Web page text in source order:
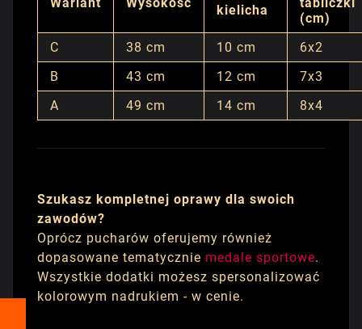
kielicha
(cm)
C
38 cm 10 cm
6x2
B
43 cm 12 cm
7x3
A
49 cm 14 cm 8x4
Szukasz kompletnej oprawy dla swoich
zawodów?
Oprócz pucharów oferujemy również
dopasowane tematycznie medale sportowe.
Wszystkie dodatki możesz spersonalizować
kolorowym nadrukiem - w cenie.